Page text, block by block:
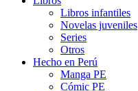
Libros infantiles
Novelas juveniles
Series
Otros
Hecho en Perú
Manga PE
Cómic PE